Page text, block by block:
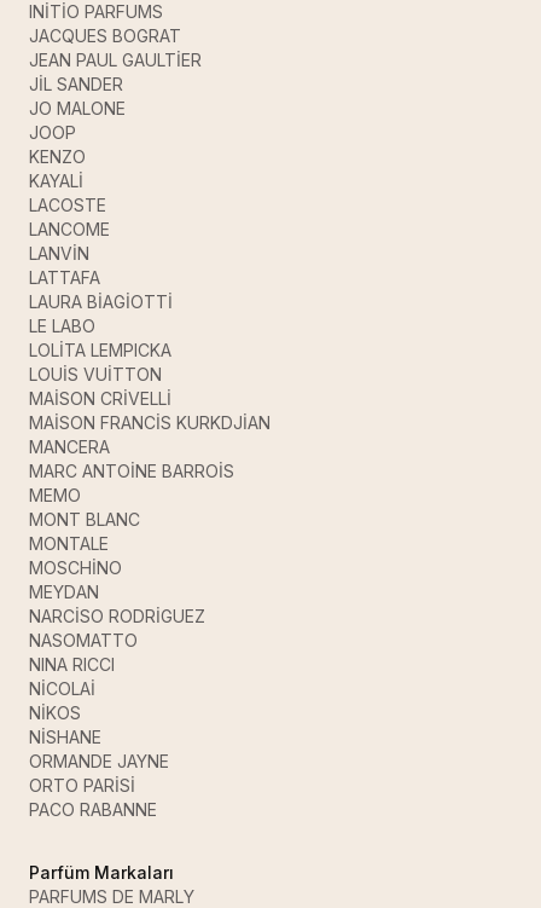
INİTİO PARFUMS
JACQUES BOGRAT
JEAN PAUL GAULTİER
JİL SANDER
JO MALONE
JOOP
KENZO
KAYALİ
LACOSTE
LANCOME
LANVİN
LATTAFA
LAURA BİAGİOTTİ
LE LABO
LOLİTA LEMPICKA
LOUİS VUİTTON
MAİSON CRİVELLİ
MAİSON FRANCİS KURKDJİAN
MANCERA
MARC ANTOİNE BARROİS
MEMO
MONT BLANC
MONTALE
MOSCHİNO
MEYDAN
NARCİSO RODRİGUEZ
NASOMATTO
NINA RICCI
NİCOLAİ
NİKOS
NİSHANE
ORMANDE JAYNE
ORTO PARİSİ
PACO RABANNE
Parfüm Markaları
PARFUMS DE MARLY